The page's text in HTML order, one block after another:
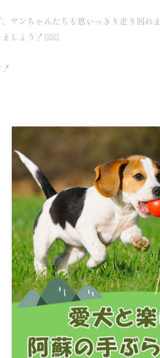
ワンちゃんたちも思いっきり走り回
ょう！🐕‍🦺💕